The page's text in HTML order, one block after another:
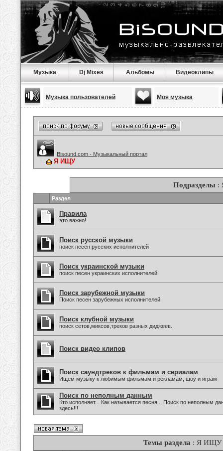
Музыка Dj Mixes Альбомы Видеоклипы
Музыка пользователей Моя музыка
Bisound.com - Музыкальный портал
Я ИЩУ
Подразделы:
Раздел
Правила
это важно!
Поиск русской музыки
поиск песен русских исполнителей
Поиск украинской музыки
поиск песен украинских исполнителей
Поиск зарубежной музыки
Поиск песен зарубежных исполнителей
Поиск клубной музыки
поиск сетов,миксов,треков разных диджеев.
Поиск видео клипов
Поиск саундтреков к фильмам и сериалам
Ищем музыку к любимым фильмам и рекламам, шоу и играм
Поиск по неполным данным
Кто исполняет... Как называется песня... Поиск по неполным
здесь!!!
Темы раздела : Я ИЩУ